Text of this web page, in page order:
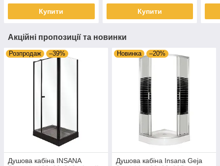
Купити Купити
Акційні пропозиції та новинки
Розпродаж –39%
Душова кабіна INSANA
Новинка –20%
Душова кабіна Insana Geja